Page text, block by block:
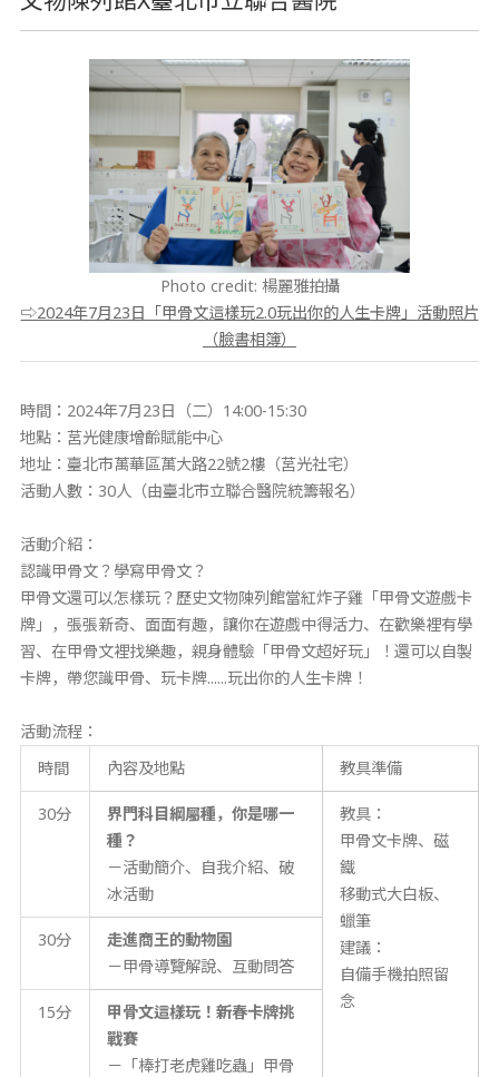
Photo credit: 楊麗雅拍攝
⇨2024年7月23日「甲骨文這樣玩2.0玩出你的人生卡牌」活動照片
（臉書相簿）
時間：2024年7月23日（二）14:00-15:30
地點：莒光健康增齡賦能中心
地址：臺北市萬華區萬大路22號2樓（莒光社宅）
活動人數：30人（由臺北市立聯合醫院統籌報名）
活動介紹：
認識甲骨文？學寫甲骨文？
甲骨文還可以怎樣玩？歷史文物陳列館當紅炸子雞「甲骨文遊戲卡
牌」，張張新奇、面面有趣，讓你在遊戲中得活力、在歡樂裡有學
習、在甲骨文裡找樂趣，親身體驗「甲骨文超好玩」！還可以自製
卡牌，帶您識甲骨、玩卡牌......玩出你的人生卡牌！
活動流程：
時間
內容及地點 教具準備
30分
界門科目綱屬種，你是哪一
種 ？
－活動簡介、自我介紹、破
冰活動
教具：
甲骨文卡牌、磁
鐵
移動式大白板、
蠟筆
建議：
自備手機拍照留
念
30分
走進商王的動物園
－甲骨導覽解說、互動問答
15分 甲骨文這樣玩！ 新春卡牌挑
戰賽
－「棒打老虎雞吃蟲」甲骨